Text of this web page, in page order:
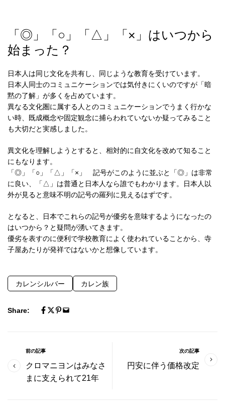
「◎」「○」「△」「×」はいつから
始まった？
日本人は同じ文化を共有し、同じような教育を受けています。
日本人同士のコミュニケーションでは気付きにくいのですが「暗
黙の了解」が多くを占めています。
異なる文化圏に属する人とのコミュニケーションでうまく行かな
い時、既成概念や固定観念に捕らわれていないか疑ってみること
も大切だと実感しました。
異文化を理解しようとすると、相対的に自文化を改めて知ること
にもなります。
「◎」「○」「△」「×」 記号がこのように並ぶと「◎」は非常
に良い、「△」は普通と日本人なら誰でもわかります。日本人以
外が見ると意味不明の記号の羅列に見えるはずです。
となると、日本でこれらの記号が優劣を意味するようになったの
はいつから？と疑問が湧いてきます。
優劣を表すのに便利で学校教育によく使われていることから、寺
子屋あたりが発祥ではないかと想像しています。
カレンシルバー カレン族
Share:
前の記事
クロマニヨンはみなさ
まに支えられて21年
次の記事
円安に伴う価格改定